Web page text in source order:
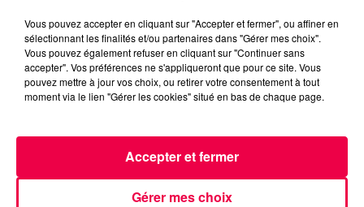
PRÉVIFEUX : "il faut avoir une culture du risque"
dans les Vosges
Vous pouvez accepter en cliquant sur "Accepter et fermer", ou affiner en
sélectionnant les finalités et/ou partenaires dans "Gérer mes choix".
Vous pouvez également refuser en cliquant sur "Continuer sans
accepter". Vos préférences ne s'appliqueront que pour ce site. Vous
pouvez mettre à jour vos choix, ou retirer votre consentement à tout
moment via le lien "Gérer les cookies" situé en bas de chaque page.
Gérer mes choix
Accepter et fermer